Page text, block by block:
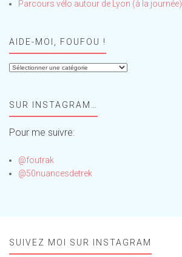
Parcours vélo autour de Lyon (à la journée)
AIDE-MOI, FOUFOU !
Aide-
!SUR INSTAGRAM…
Pour me suivre:
@foutrak
@50nuancesdetrek
SUIVEZ MOI SUR INSTAGRAM